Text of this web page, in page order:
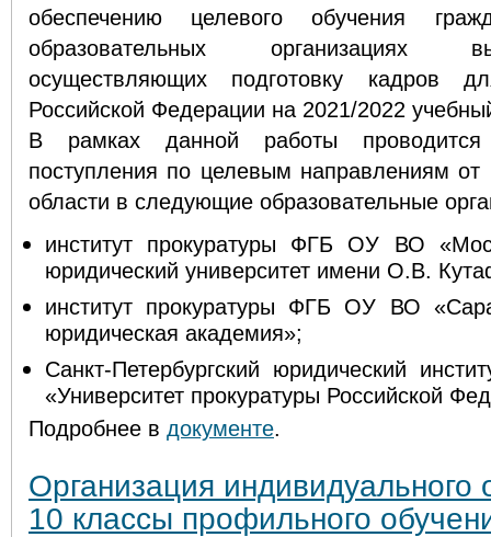
обеспечению целевого обучения
образовательных организациях
осуществляющих подготовку кадров
Российской Федерации на 2021/2022
В рамках данной работы
поступления по целевым направлениям от
области в следующие образовательные
институт прокуратуры ФГБ ОУ ВО
юридический университет имени О.В.
институт прокуратуры ФГБ ОУ ВО
юридическая академия»;
Санкт-Петербургский юридический
«Университет прокуратуры Российской
Подробнее в документе.
Организация индивидуального
10 классы профильного